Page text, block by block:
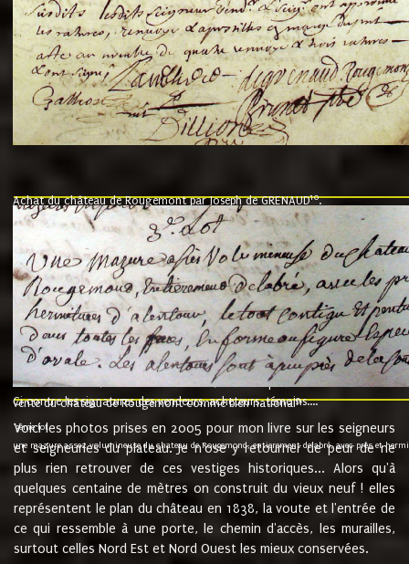
Achat du château de Rougemont par Joseph de GRENAUD10.
"l'an mil six cent soixante treze le ving neuvième jour du mois de
nommé fut présent Messire Claude Guillaume de Moyriat chevalier baron
vend, purement simplement et irrevocablement a monseigneur monsieur
et chavannes conseiller du roy au parlement de Bourgogne, present et
que le dit seigneur Baron de la Vellière a sur ses hommes, indivisables et
de la Velliere tout ainsi et comme le dit seigneur Baron et ses
présent......"
suivent les rentes, donation des terriers, etc... au prix de 880 livre louis
Ci contre les signatures des vendeurs, acheteurs, témoins....
vente du château de Rougemont comme bien national9.
"3ème lot
une mazure assez volumineuse du chateau de Rougemond, entierement delabré, avec près et
Voici les photos prises en 2005 pour mon livre sur les seigneurs
et seigneuries du plateau. Je n'ose y retourner de peur de ne
plus rien retrouver de ces vestiges historiques... Alors qu'à
quelques centaine de mètres on construit du vieux neuf ! elles
représentent le plan du château en 1838, la voute et l'entrée de
ce qui ressemble à une porte, le chemin d'accès, les murailles,
surtout celles Nord Est et Nord Ouest les mieux conservées.